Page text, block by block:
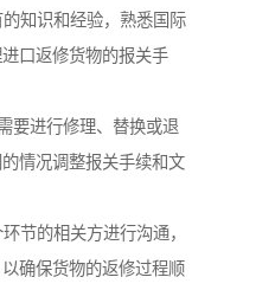
知识和经验，熟悉国际
口返修货物的报关手
要进行修理、替换或退
情况调整报关手续和文
节的相关方进行沟通，
确保货物的返修过程顺